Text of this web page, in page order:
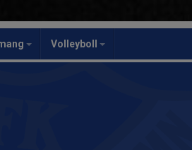
Volleyboll